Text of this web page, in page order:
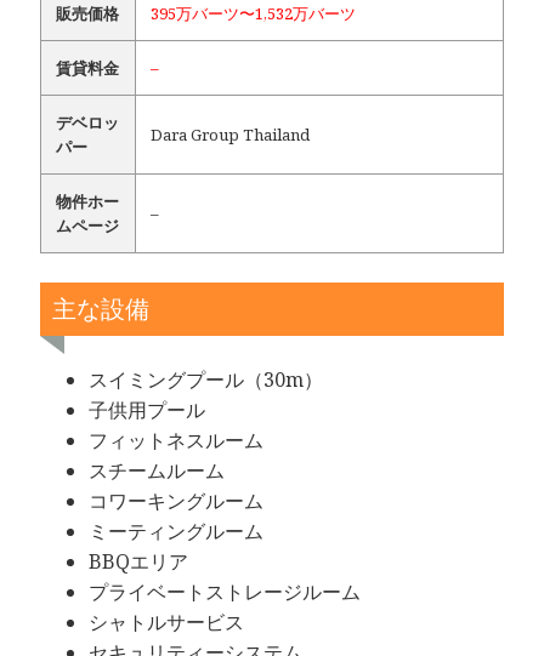
販売価格 395万バーツ〜1,532万バーツ
賃貸料金 –
デベロッ
パー
Dara Group Thailand
物件ホー
ムページ
–
主な設備
スイミングプール（30m）
子供用プール
フィットネスルーム
スチームルーム
コワーキングルーム
ミーティングルーム
BBQエリア
プライベートストレージルーム
シャトルサービス